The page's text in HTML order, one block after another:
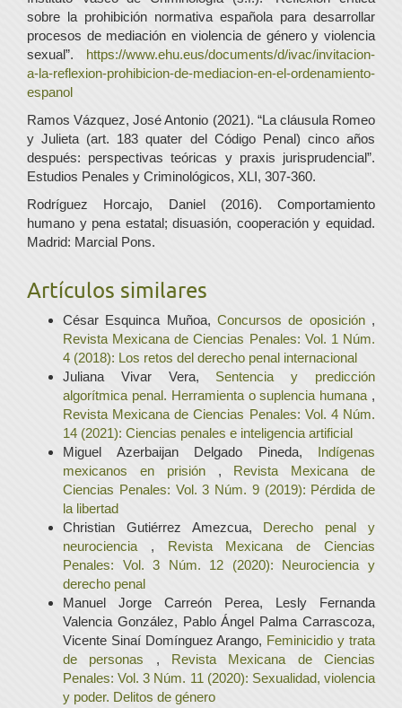
sobre la prohibición normativa española para desarrollar
procesos de mediación en violencia de género y violencia
sexual”. https://www.ehu.eus/documents/d/ivac/invitacion-
a-la-reflexion-prohibicion-de-mediacion-en-el-ordenamiento-
espanol
Ramos Vázquez, José Antonio (2021). “La cláusula Romeo
y Julieta (art. 183 quater del Código Penal) cinco años
después: perspectivas teóricas y praxis jurisprudencial”.
Estudios Penales y Criminológicos, XLI, 307-360.
Rodríguez Horcajo, Daniel (2016). Comportamiento
humano y pena estatal; disuasión, cooperación y equidad.
Madrid: Marcial Pons.
Artículos similares
César Esquinca Muñoa, Concursos de oposición ,
Revista Mexicana de Ciencias Penales: Vol. 1 Núm.
4 (2018): Los retos del derecho penal internacional
Juliana Vivar Vera, Sentencia y predicción
algorítmica penal. Herramienta o suplencia humana ,
Revista Mexicana de Ciencias Penales: Vol. 4 Núm.
14 (2021): Ciencias penales e inteligencia artificial
Miguel Azerbaijan Delgado Pineda, Indígenas
mexicanos en prisión , Revista Mexicana de
Ciencias Penales: Vol. 3 Núm. 9 (2019): Pérdida de
la libertad
Christian Gutiérrez Amezcua, Derecho penal y
neurociencia , Revista Mexicana de Ciencias
Penales: Vol. 3 Núm. 12 (2020): Neurociencia y
derecho penal
Manuel Jorge Carreón Perea, Lesly Fernanda
Valencia González, Pablo Ángel Palma Carrascoza,
Vicente Sinaí Domínguez Arango, Feminicidio y trata
de personas , Revista Mexicana de Ciencias
Penales: Vol. 3 Núm. 11 (2020): Sexualidad, violencia
y poder. Delitos de género